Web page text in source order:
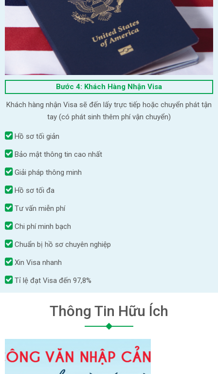
Bước 4: Khách Hàng Nhận Visa
Khách hàng nhận Visa sẽ đến lấy trực tiếp hoặc chuyển phát tận
tay (có phát sinh thêm phí vận chuyển)
Hồ sơ tối giản
Bảo mật thông tin cao nhất
Giải pháp thông minh
Hồ sơ tối đa
Tư vấn miễn phí
Chi phí minh bạch
Chuẩn bị hồ sơ chuyên nghiệp
Xin Visa nhanh
Tỉ lệ đạt Visa đến 97,8%
Thông Tin Hữu Ích